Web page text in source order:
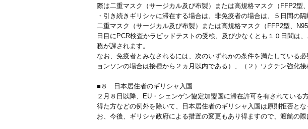
際は二重マスク（サージカル及び布製）または高規格マスク（FFP2型
・引き続きギリシャに滞在する場合は、非免疫者の場合は、５日間の
二重マスク（サージカル及び布製）または高規格マスク（FFP2型、
日目にPCR検査かラピッドテストの受検、及び少なくとも１０日間は
務が課されます。
なお、免疫者とみなされるには、次のいずれかの条件を満たしている
ョンソンの場合は接種から２ヵ月以内である）、（２）ワクチン強化
■８ 日本居住者のギリシャ入国
２月８日以降、EU・シェンゲン協定加盟国に滞在許可を有されてい
得た方などの例外を除いて、日本居住者のギリシャ入国は原則拒否と
お、今後、ギリシャ政府による措置の変更もあり得ますので、渡航の際